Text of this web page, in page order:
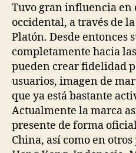
Tuvo gran influencia en
occidental, a través de
Platón. Desde entonces
completamente hacia
pueden crear fidelidad
usuarios, imagen de
que ya está bastante
Actualmente la marca
presente de forma
China, así como en